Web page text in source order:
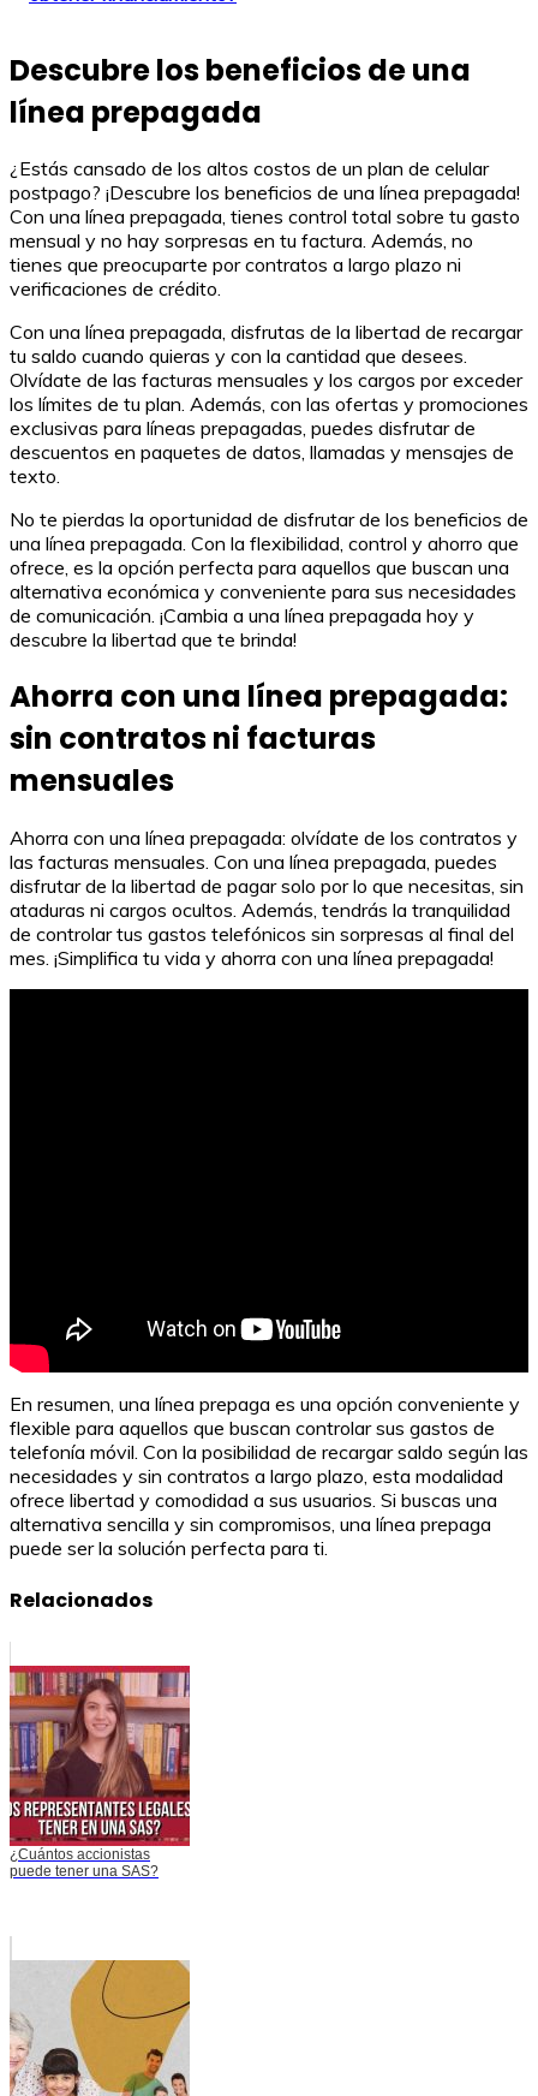
Descubre los beneficios de una
línea prepagada
¿Estás cansado de los altos costos de un plan de celular
postpago? ¡Descubre los beneficios de una línea prepagada!
Con una línea prepagada, tienes control total sobre tu gasto
mensual y no hay sorpresas en tu factura. Además, no
tienes que preocuparte por contratos a largo plazo ni
verificaciones de crédito.
Con una línea prepagada, disfrutas de la libertad de recargar
tu saldo cuando quieras y con la cantidad que desees.
Olvídate de las facturas mensuales y los cargos por exceder
los límites de tu plan. Además, con las ofertas y promociones
exclusivas para líneas prepagadas, puedes disfrutar de
descuentos en paquetes de datos, llamadas y mensajes de
texto.
No te pierdas la oportunidad de disfrutar de los beneficios de
una línea prepagada. Con la flexibilidad, control y ahorro que
ofrece, es la opción perfecta para aquellos que buscan una
alternativa económica y conveniente para sus necesidades
de comunicación. ¡Cambia a una línea prepagada hoy y
descubre la libertad que te brinda!
Ahorra con una línea prepagada:
sin contratos ni facturas
mensuales
Ahorra con una línea prepagada: olvídate de los contratos y
las facturas mensuales. Con una línea prepagada, puedes
disfrutar de la libertad de pagar solo por lo que necesitas, sin
ataduras ni cargos ocultos. Además, tendrás la tranquilidad
de controlar tus gastos telefónicos sin sorpresas al final del
mes. ¡Simplifica tu vida y ahorra con una línea prepagada!
En resumen, una línea prepaga es una opción conveniente y
flexible para aquellos que buscan controlar sus gastos de
telefonía móvil. Con la posibilidad de recargar saldo según las
necesidades y sin contratos a largo plazo, esta modalidad
ofrece libertad y comodidad a sus usuarios. Si buscas una
alternativa sencilla y sin compromisos, una línea prepaga
puede ser la solución perfecta para ti.
Relacionados
¿Cuántos accionistas
puede tener una SAS?